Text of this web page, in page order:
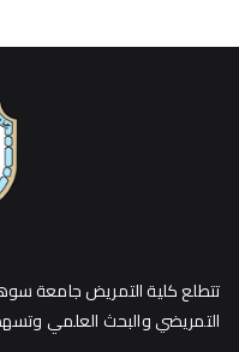
تتطلع كلية التمريض جامعة
التمريضي والبحث العلمي